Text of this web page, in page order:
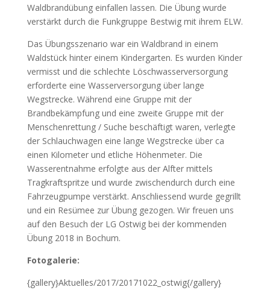
Waldbrandübung einfallen lassen. Die Übung wurde
verstärkt durch die Funkgruppe Bestwig mit ihrem ELW.
Das Übungsszenario war ein Waldbrand in einem
Waldstück hinter einem Kindergarten. Es wurden Kinder
vermisst und die schlechte Löschwasserversorgung
erforderte eine Wasserversorgung über lange
Wegstrecke. Während eine Gruppe mit der
Brandbekämpfung und eine zweite Gruppe mit der
Menschenrettung / Suche beschäftigt waren, verlegte
der Schlauchwagen eine lange Wegstrecke über ca
einen Kilometer und etliche Höhenmeter. Die
Wasserentnahme erfolgte aus der Alfter mittels
Tragkraftspritze und wurde zwischendurch durch eine
Fahrzeugpumpe verstärkt. Anschliessend wurde gegrillt
und ein Resümee zur Übung gezogen. Wir freuen uns
auf den Besuch der LG Ostwig bei der kommenden
Übung 2018 in Bochum.
Fotogalerie:
{gallery}Aktuelles/2017/20171022_ostwig{/gallery}